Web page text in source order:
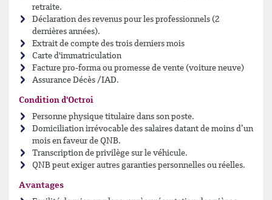
retraite.
Déclaration des revenus pour les professionnels (2
dernières années).
Extrait de compte des trois derniers mois
Carte d'immatriculation
Facture pro-forma ou promesse de vente (voiture neuve)
Assurance Décès /IAD.
Condition d'Octroi
Personne physique titulaire dans son poste.
Domiciliation irrévocable des salaires datant de moins d’un
mois en faveur de QNB.
Transcription de privilège sur le véhicule.
QNB peut exiger autres garanties personnelles ou réelles.
Avantages